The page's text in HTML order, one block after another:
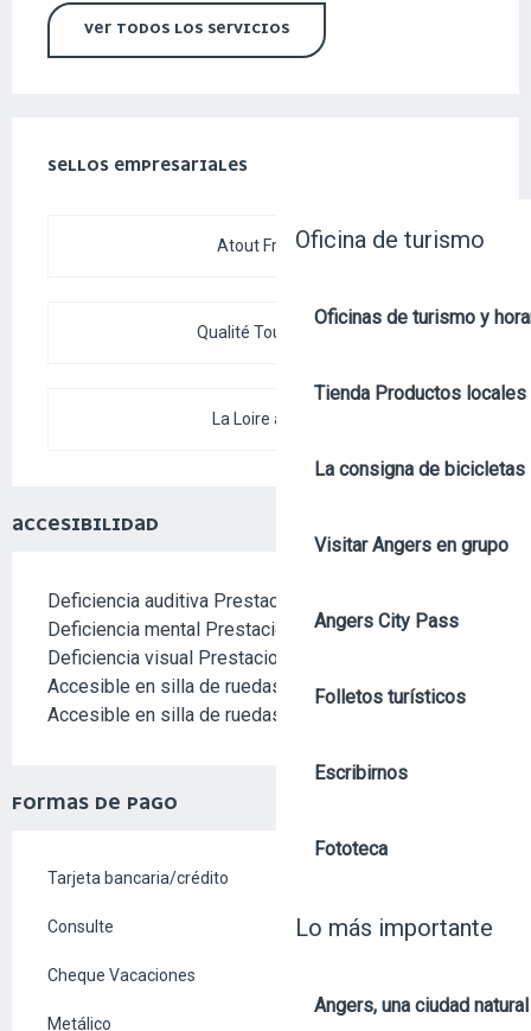
Oficina de turismo
Oficinas de turismo y
Tienda Productos
La consigna de bicicletas
Visitar Angers en grupo
Angers City Pass
Folletos turísticos
Escribirnos
Fototeca
Lo más importante
Angers, una ciudad natural
VER TODOS LOS SERVICIOS
SELLOS EMPRESARIALES
SELLOS EMPRESARIALES
Atout France
Qualité Tourisme™
La Loire à Vélo
ACCESIBILIDAD
Deficiencia auditiva Prestaciones adaptadas
Deficiencia mental Prestaciones adaptadas
Deficiencia visual Prestaciones adaptadas
Accesible en silla de ruedas con ayuda
Accesible en silla de ruedas en autonomía
FORMAS DE PAGO
Tarjeta bancaria/crédito
Consulte
Cheque Vacaciones
Metálico